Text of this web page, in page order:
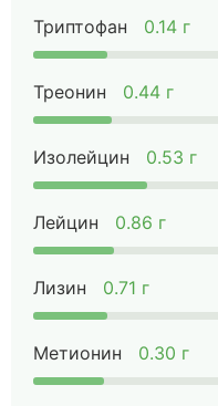
Триптофан 0.14 г
Треонин 0.44 г
Изолейцин 0.53 г
Лейцин 0.86 г
Лизин 0.71 г
Метионин 0.30 г